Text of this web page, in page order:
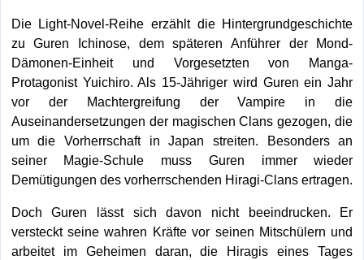
Die Light-Novel-Reihe erzählt die Hintergrundgeschichte
zu Guren Ichinose, dem späteren Anführer der Mond-
Dämonen-Einheit und Vorgesetzten von Manga-
Protagonist Yuichiro. Als 15-Jähriger wird Guren ein Jahr
vor der Machtergreifung der Vampire in die
Auseinandersetzungen der magischen Clans gezogen, die
um die Vorherrschaft in Japan streiten. Besonders an
seiner Magie-Schule muss Guren immer wieder
Demütigungen des vorherrschenden Hiragi-Clans ertragen.
Doch Guren lässt sich davon nicht beeindrucken. Er
versteckt seine wahren Kräfte vor seinen Mitschülern und
arbeitet im Geheimen daran, die Hiragis eines Tages